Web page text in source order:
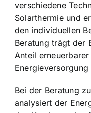
verschiedene
Solarthermie und
den individuellen
Beratung trägt der
Anteil
Energieversorgung
Bei der Beratung
analysiert der